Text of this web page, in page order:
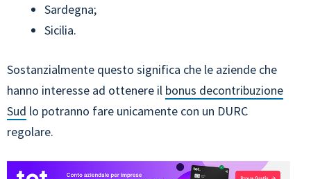
Sardegna;
Sicilia.
Sostanzialmente questo significa che le aziende che
hanno interesse ad ottenere il bonus decontribuzione
Sud lo potranno fare unicamente con un DURC
regolare.